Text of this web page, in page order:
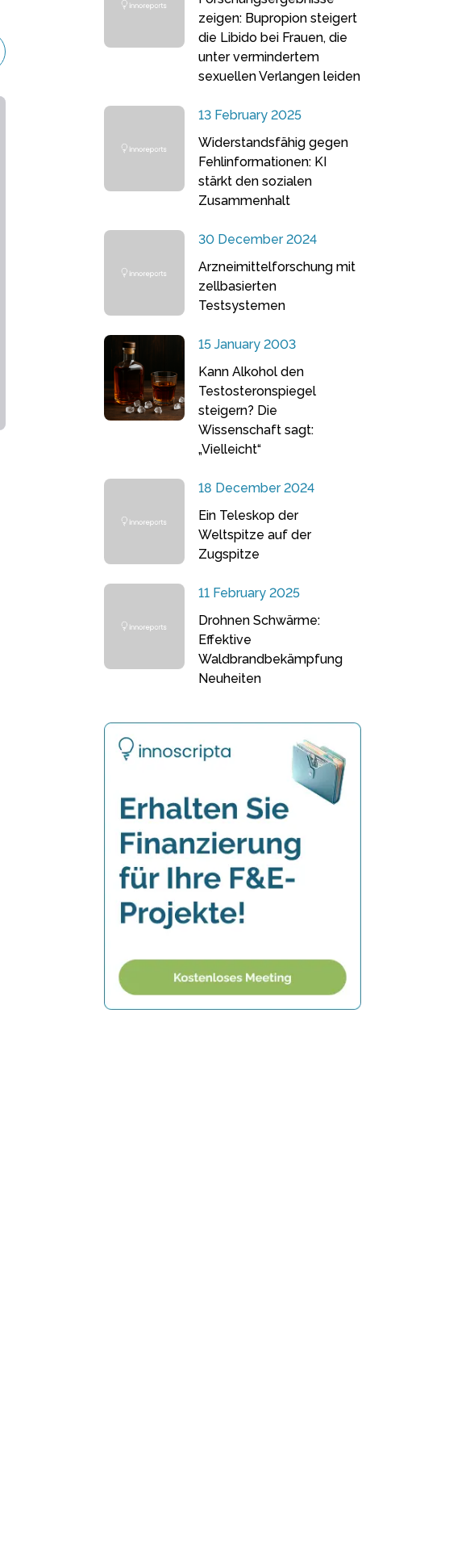
zeigen: Bupropion steigert
die Libido bei Frauen, die
unter vermindertem
sexuellen Verlangen leiden
13 February 2025
Widerstandsfähig gegen
Fehlinformationen: KI
stärkt den sozialen
Zusammenhalt
30 December 2024
Arzneimittelforschung mit
zellbasierten
Testsystemen
15 January 2003
Kann Alkohol den
Testosteronspiegel
steigern? Die
Wissenschaft sagt:
„Vielleicht“
18 December 2024
Ein Teleskop der
Weltspitze auf der
Zugspitze
11 February 2025
Drohnen Schwärme:
Effektive
Waldbrandbekämpfung
Neuheiten